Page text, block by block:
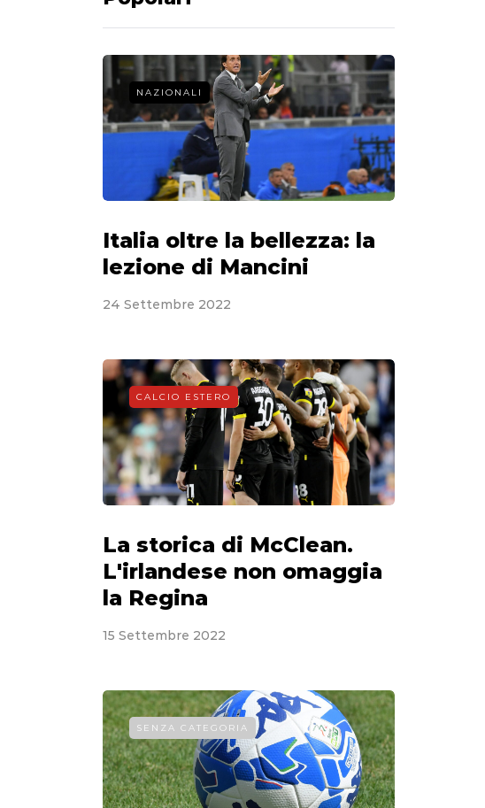
NAZIONALI
Italia oltre la bellezza: la
lezione di Mancini
24 Settembre 2022
CALCIO ESTERO
La storica di McClean.
L'irlandese non omaggia
la Regina
15 Settembre 2022
SENZA CATEGORIA